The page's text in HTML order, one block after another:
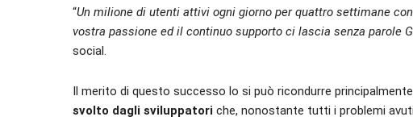
“Un milione di utenti attivi ogni giorno per quattro settimane
vostra passione ed il continuo supporto ci lascia senza parole
social.
Il merito di questo successo lo si può ricondurre
svolto dagli sviluppatori che, nonostante tutti i problemi